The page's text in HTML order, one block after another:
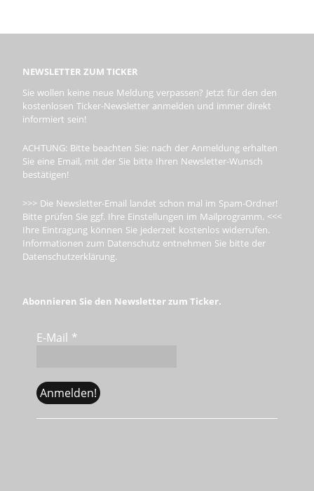
NEWSLETTER ZUM TICKER
Sie wollen keine neue Meldung verpassen? Jetzt für den den
kostenlosen Ticker-Newsletter anmelden und immer direkt
informiert sein!
ACHTUNG: Bitte beachten Sie: nach der Anmeldung erhalten
Sie eine Email, mit der Sie bitte Ihren Newsletter-Wunsch
bestätigen!
>>> Die Newsletter-Email landet schon mal im Spam-Ordner!
Bitte prüfen Sie ggf. Ihre Einstellungen im Mailprogramm. <<<
Ihre Eintragung können Sie jederzeit kostenlos widerrufen.
Informationen zum Datenschutz entnehmen Sie bitte der
Datenschutzerklärung.
Abonnieren Sie den Newsletter zum Ticker.
E-Mail *